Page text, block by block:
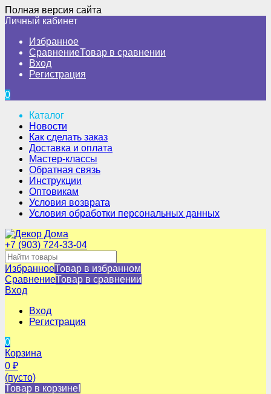
Полная версия сайта
Личный кабинет
Избранное
СравнениеТовар в сравнении
Вход
Регистрация
0
Каталог
Новости
Как сделать заказ
Доставка и оплата
Мастер-классы
Обратная связь
Инструкции
Оптовикам
Условия возврата
Условия обработки персональных данных
+7 (903) 724-33-04
ИзбранноеТовар в избранном
СравнениеТовар в сравнении
Вход
Вход
Регистрация
0
Корзина
0 ₽
(пусто)
Товар в корзине!